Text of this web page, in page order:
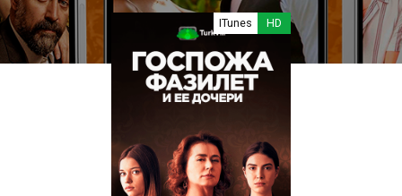
ITunes HD